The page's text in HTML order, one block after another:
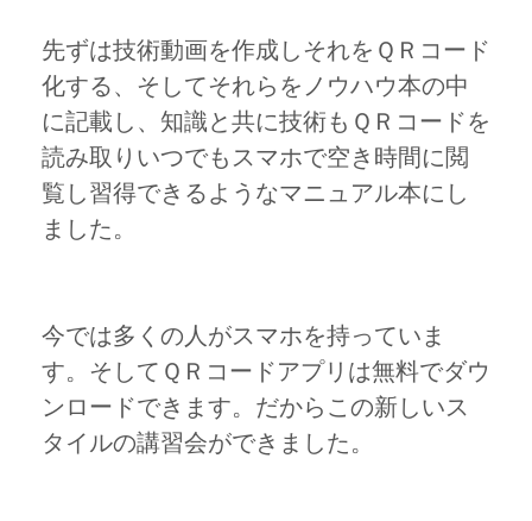
先ずは技術動画を作成しそれをＱＲコード
化する、そしてそれらをノウハウ本の中
に記載し、知識と共に技術もＱＲコードを
読み取りいつでもスマホで空き時間に閲
覧し習得できるようなマニュアル本にし
ました。
今では多くの人がスマホを持っていま
す。そしてＱＲコードアプリは無料でダウ
ンロードできます。だからこの新しいス
タイルの講習会ができました。